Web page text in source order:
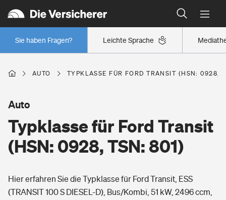
Leichte Sprache
Sie haben Fragen?
Wer versichert was: Jetzt Versicherer finden
Regionalklassen: So ist Ihre Region eingestuft
Wer versichert was: Jetzt Versicherer finden
Berufsunfähigkeitsversicherung
Erwerbsunfähigkeitsversicherung
Grundfähigkeitsversicherung
Wohnen
Freizeit
AUTO TYPKLASSE FÜR FORD TRANSIT (HSN: 0928,
Typklasse für Ford Transit
(HSN: 0928, TSN: 801)
Auto
Hier erfahren Sie die Typklasse für Ford Transit, ESS
(TRANSIT 100 S DIESEL-D), Bus/Kombi, 51 kW, 2496 ccm,